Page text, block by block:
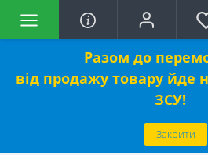
Разом до
від продажу товару йде
ЗСУ!
Закрити